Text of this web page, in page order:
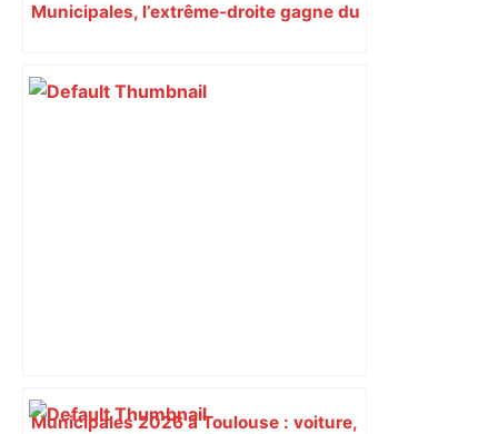
Municipales, l’extrême-droite gagne du
Municipales 2026 à Toulouse : voiture,